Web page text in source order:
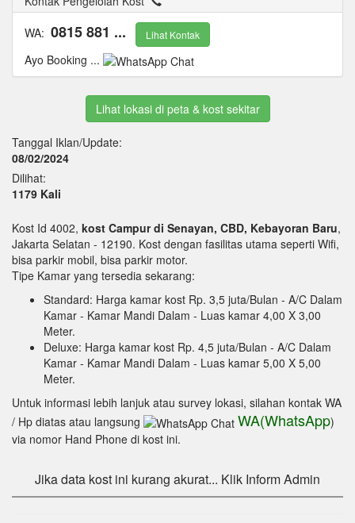
WA: 0815 881 ... Lihat Kontak
Ayo Booking ...
Lihat lokasi di peta & kost sekitar
Tanggal Iklan/Update:
08/02/2024
Dilihat:
1179 Kali
Kost Id 4002, kost Campur di Senayan, CBD, Kebayoran Baru,
Jakarta Selatan - 12190. Kost dengan fasilitas utama seperti Wifi,
bisa parkir mobil, bisa parkir motor.
Tipe Kamar yang tersedia sekarang:
Standard: Harga kamar kost Rp. 3,5 juta/Bulan - A/C Dalam
Kamar - Kamar Mandi Dalam - Luas kamar 4,00 X 3,00
Meter.
Deluxe: Harga kamar kost Rp. 4,5 juta/Bulan - A/C Dalam
Kamar - Kamar Mandi Dalam - Luas kamar 5,00 X 5,00
Meter.
Untuk informasi lebih lanjuk atau survey lokasi, silahan kontak WA
/ Hp diatas atau langsung
WA(WhatsApp)
via nomor Hand Phone di kost ini.
Jika data kost ini kurang akurat... Klik Inform Admin